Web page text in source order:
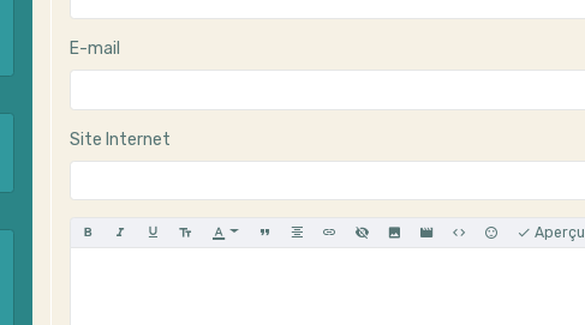
E-mail
Site Internet
Aperçu